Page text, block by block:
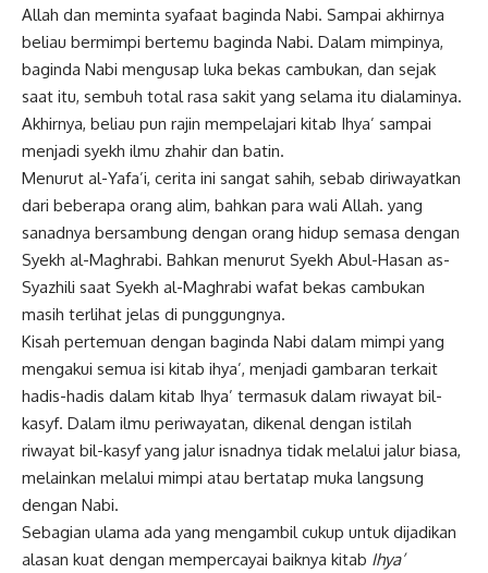
Allah dan meminta syafaat baginda Nabi. Sampai akhirnya
beliau bermimpi bertemu baginda Nabi. Dalam mimpinya,
baginda Nabi mengusap luka bekas cambukan, dan sejak
saat itu, sembuh total rasa sakit yang selama itu dialaminya.
Akhirnya, beliau pun rajin mempelajari kitab Ihya’ sampai
menjadi syekh ilmu zhahir dan batin.
Menurut al-Yafa’i, cerita ini sangat sahih, sebab diriwayatkan
dari beberapa orang alim, bahkan para wali Allah. yang
sanadnya bersambung dengan orang hidup semasa dengan
Syekh al-Maghrabi. Bahkan menurut Syekh Abul-Hasan as-
Syazhili saat Syekh al-Maghrabi wafat bekas cambukan
masih terlihat jelas di punggungnya.
Kisah pertemuan dengan baginda Nabi dalam mimpi yang
mengakui semua isi kitab ihya’, menjadi gambaran terkait
hadis-hadis dalam kitab Ihya’ termasuk dalam riwayat bil-
kasyf. Dalam ilmu periwayatan, dikenal dengan istilah
riwayat bil-kasyf yang jalur isnadnya tidak melalui jalur biasa,
melainkan melalui mimpi atau bertatap muka langsung
dengan Nabi.
Sebagian ulama ada yang mengambil cukup untuk dijadikan
alasan kuat dengan mempercayai baiknya kitab Ihya’